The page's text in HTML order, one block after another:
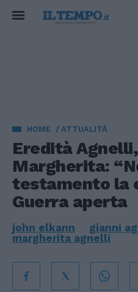
HOME ATTUALITÀ
Eredità
Margherita:
testamento la
Guerra aperta
john elkann
gianni
margherita agnelli